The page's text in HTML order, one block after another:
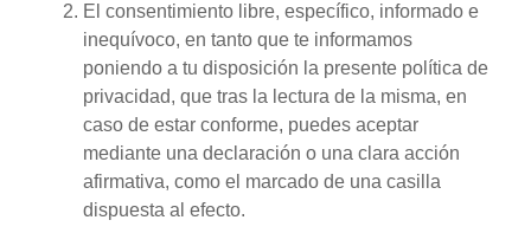
El consentimiento libre, específico, informado e
inequívoco, en tanto que te informamos
poniendo a tu disposición la presente política de
privacidad, que tras la lectura de la misma, en
caso de estar conforme, puedes aceptar
mediante una declaración o una clara acción
afirmativa, como el marcado de una casilla
dispuesta al efecto.